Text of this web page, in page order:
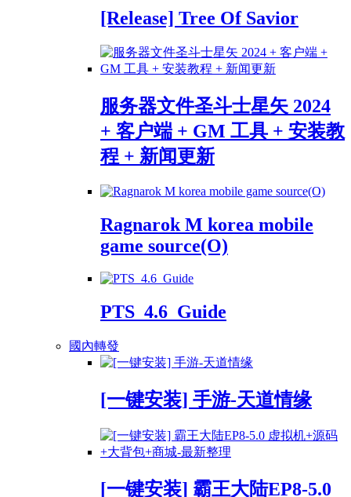
[Release] Tree Of Savior
服务器文件圣斗士星矢 2024
+ 客户端 + GM 工具 + 安装教
程 + 新闻更新
Ragnarok M korea mobile
game source(O)
PTS_4.6_Guide
國內轉發
[一键安装] 手游-天道情缘
[一键安装] 霸王大陆EP8-5.0